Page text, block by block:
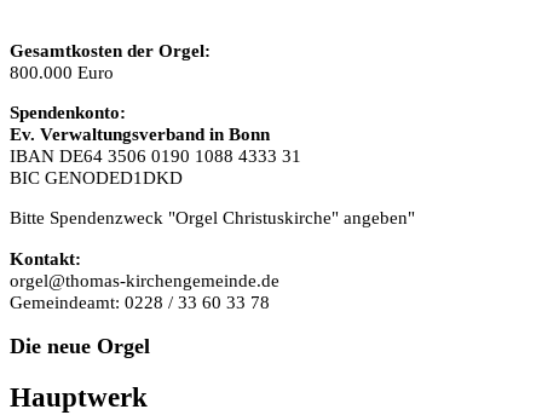
Gesamtkosten der Orgel:
800.000 Euro
Spendenkonto:
Ev. Verwaltungsverband in Bonn
IBAN DE64 3506 0190 1088 4333 31
BIC GENODED1DKD
Bitte Spendenzweck "Orgel Christuskirche" angeben"
Kontakt:
orgel@thomas-kirchengemeinde.de
Gemeindeamt: 0228 / 33 60 33 78
Die neue Orgel
Hauptwerk